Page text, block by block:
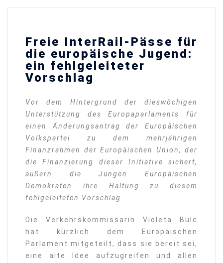
Freie InterRail-Pässe für
die europäische Jugend:
ein fehlgeleiteter
Vorschlag
Vor dem Hintergrund der dieswöchigen
Unterstützung des Europaparlaments für
einen Änderungsantrag der Europäischen
Volkspartei zu dem mehrjährigen
Finanzrahmen der Europäischen Union, der
die Finanzierung dieser Initiative sichert,
äußern die Jungen Europäischen
Demokraten ihre Haltung zu diesem
fehlgeleiteten Vorschlag.
Die Verkehrskommissarin Violeta Bulc
hat kürzlich dem Europäischen
Parlament mitgeteilt, dass sie bereit sei,
eine alte Idee aufzugreifen und allen